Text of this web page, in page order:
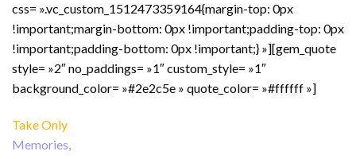
css= ».vc_custom_1512473359164{margin-top: 0px
!important;margin-bottom: 0px !important;padding-top: 0px
!important;padding-bottom: 0px !important;} »][gem_quote
style= »2″ no_paddings= »1″ custom_style= »1″
background_color= »#2e2c5e » quote_color= »#ffffff »]
Take Only
Memories,